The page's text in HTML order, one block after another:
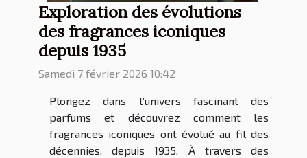
Exploration des évolutions
des fragrances iconiques
depuis 1935
Samedi 7 février 2026 10:42
Plongez dans l’univers fascinant des
parfums et découvrez comment les
fragrances iconiques ont évolué au fil des
décennies, depuis 1935. À travers des